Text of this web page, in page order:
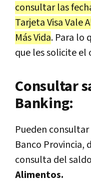
consultar las
Tarjeta Visa Vale
Más Vida. Para lo
que les solicite
Consultar
Banking:
Pueden
Banco Provincia,
consulta del
Alimentos.